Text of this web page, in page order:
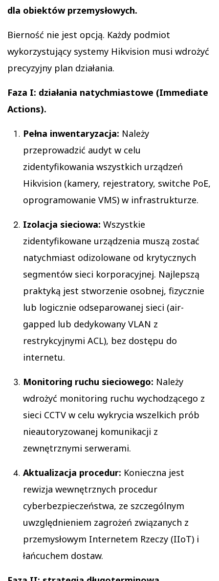
dla obiektów przemysłowych.
Bierność nie jest opcją. Każdy podmiot
wykorzystujący systemy Hikvision musi wdrożyć
precyzyjny plan działania.
Faza I: działania natychmiastowe (Immediate
Actions).
Pełna inwentaryzacja: Należy
przeprowadzić audyt w celu
zidentyfikowania wszystkich urządzeń
Hikvision (kamery, rejestratory, switche PoE,
oprogramowanie VMS) w infrastrukturze.
Izolacja sieciowa: Wszystkie
zidentyfikowane urządzenia muszą zostać
natychmiast odizolowane od krytycznych
segmentów sieci korporacyjnej. Najlepszą
praktyką jest stworzenie osobnej, fizycznie
lub logicznie odseparowanej sieci (air-
gapped lub dedykowany VLAN z
restrykcyjnymi ACL), bez dostępu do
internetu.
Monitoring ruchu sieciowego: Należy
wdrożyć monitoring ruchu wychodzącego z
sieci CCTV w celu wykrycia wszelkich prób
nieautoryzowanej komunikacji z
zewnętrznymi serwerami.
Aktualizacja procedur: Konieczna jest
rewizja wewnętrznych procedur
cyberbezpieczeństwa, ze szczególnym
uwzględnieniem zagrożeń związanych z
przemysłowym Internetem Rzeczy (IIoT) i
łańcuchem dostaw.